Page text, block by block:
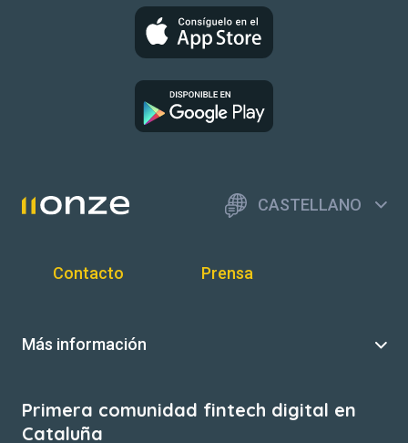
CASTELLANO
Contacto Prensa
Más información
Primera comunidad fintech digital en
Cataluña